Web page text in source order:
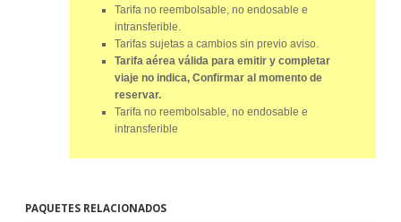
Tarifa no reembolsable, no endosable e
intransferible.
Tarifas sujetas a cambios sin previo aviso.
Tarifa aérea válida para emitir y completar
viaje no indica, Confirmar al momento de
reservar.
Tarifa no reembolsable, no endosable e
intransferible
PAQUETES RELACIONADOS